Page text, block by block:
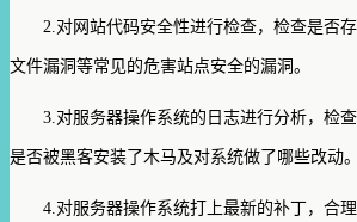
2.对网站代码安全性进行检查，检查是否存
文件漏洞等常见的危害站点安全的漏洞。
3.对服务器操作系统的日志进行分析，检查
是否被黑客安装了木马及对系统做了哪些改动。
4.对服务器操作系统打上最新的补丁，合理